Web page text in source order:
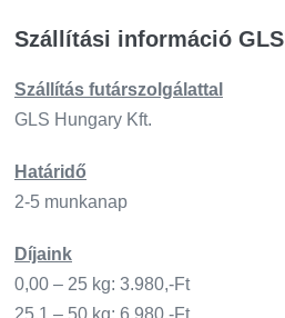
Szállítási információ GLS
Szállítás futárszo lgálattal
GLS Hungary Kft.
Határidő
2-5 munkanap
Díjaink
0,00 – 25 kg: 3.980,-Ft
25,1 – 50 kg: 6.980,-Ft